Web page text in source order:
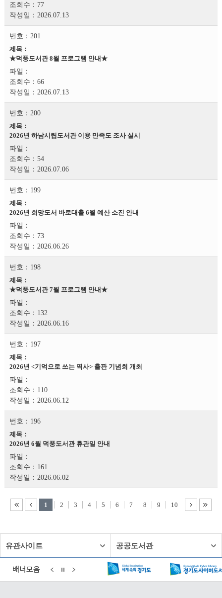
77
2026.07.13
201
★덕풍도서관 8월 프로그램 안내★
66
2026.07.13
200
2026년 하남시립도서관 이용 만족도 조사 실시
54
2026.07.06
199
2026년 희망도서 바로대출 6월 예산 소진 안내
73
2026.06.26
198
★덕풍도서관 7월 프로그램 안내★
132
2026.06.16
197
2026년 <기억으로 쓰는 역사> 출판 기념회 개최
110
2026.06.12
196
2026년 6월 덕풍도서관 휴관일 안내
161
2026.06.02
1 2 3 4 5 6 7 8 9 10
유관사이트 공공도서관
배너모음